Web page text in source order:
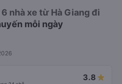
nhà xe từ Hà Giang đi
mỗi ngày
3.8